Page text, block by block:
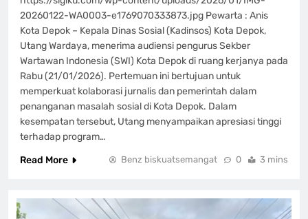
20260122-WA0003-e1769070333873.jpg Pewarta : Anis
Kota Depok – Kepala Dinas Sosial (Kadinsos) Kota Depok,
Utang Wardaya, menerima audiensi pengurus Sekber
Wartawan Indonesia (SWI) Kota Depok di ruang kerjanya pada
Rabu (21/01/2026). Pertemuan ini bertujuan untuk
memperkuat kolaborasi jurnalis dan pemerintah dalam
penanganan masalah sosial di Kota Depok. Dalam
kesempatan tersebut, Utang menyampaikan apresiasi tinggi
terhadap program…
Read More
Benz biskuatsemangat 0 3 mins